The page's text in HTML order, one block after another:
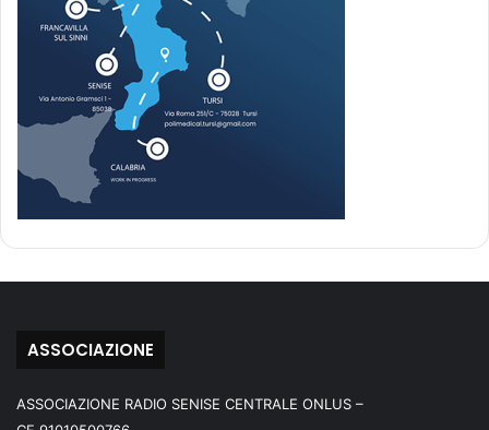
ASSOCIAZIONE
ASSOCIAZIONE RADIO SENISE CENTRALE ONLUS –